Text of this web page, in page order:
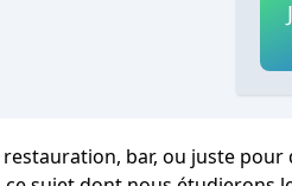
bar, ou juste pour